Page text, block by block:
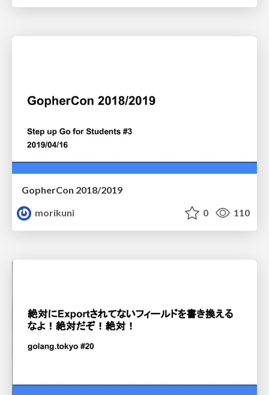
GopherCon 2018/2019
morikuni
0 110